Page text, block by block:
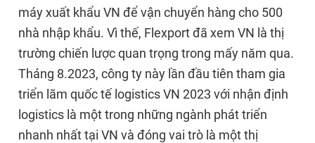
máy xuất khẩu VN để vận chuyển hàng cho 500
nhà nhập khẩu. Vì thế, Flexport đã xem VN là thị
trường chiến lược quan trọng trong mấy năm qua.
Tháng 8.2023, công ty này lần đầu tiên tham gia
triển lãm quốc tế logistics VN 2023 với nhận định
logistics là một trong những ngành phát triển
nhanh nhất tại VN và đóng vai trò là một thị